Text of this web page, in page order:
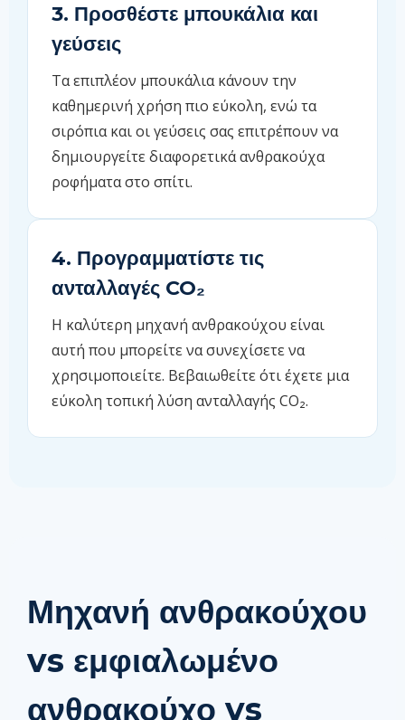
3. Προσθέστε μπουκάλια και
γεύσεις
Τα επιπλέον μπουκάλια κάνουν την
καθημερινή χρήση πιο εύκολη, ενώ τα
σιρόπια και οι γεύσεις σας επιτρέπουν να
δημιουργείτε διαφορετικά ανθρακούχα
ροφήματα στο σπίτι.
4. Προγραμματίστε τις
ανταλλαγές CO₂
Η καλύτερη μηχανή ανθρακούχου είναι
αυτή που μπορείτε να συνεχίσετε να
χρησιμοποιείτε. Βεβαιωθείτε ότι έχετε μια
εύκολη τοπική λύση ανταλλαγής CO₂.
Μηχανή ανθρακούχου
vs εμφιαλωμένο
ανθρακούχο vs